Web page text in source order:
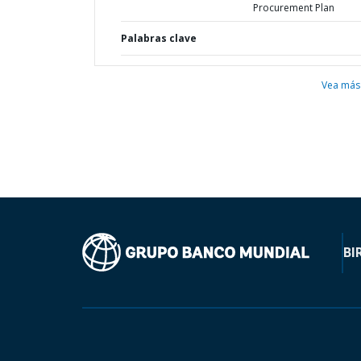
Procurement Plan
Palabras clave
Vea más